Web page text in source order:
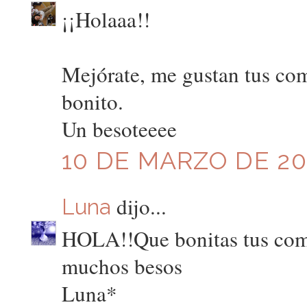
¡¡Holaaa!!
Mejórate, me gustan tus
bonito.
Un besoteeee
10 DE MARZO DE
Luna dijo...
HOLA!!Que bonitas tus
muchos besos
Luna*